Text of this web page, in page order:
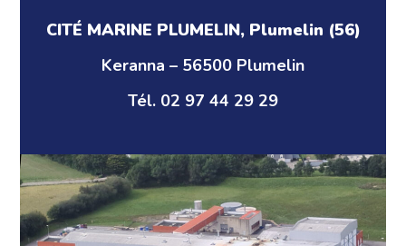
CITÉ MARINE PLUMELIN, Plumelin (56)
Keranna – 56500 Plumelin
Tél. 02 97 44 29 29